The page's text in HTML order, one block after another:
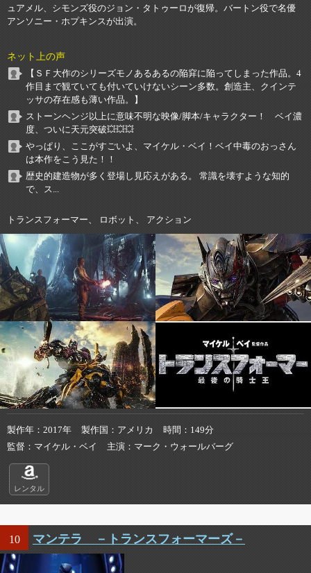
ュアメル、シモンズ役のジョン・タトゥーロが復帰。バートン役で名優
アンソニー・ホプキンスが出演。
ネット上の声
【ＳＦ大作のシリーズモノあるあるの陥穽に陥ってしまった作品。4
作目まで観ていても付いていけないシーン多数。創造主、クインテ
ッサの存在感も薄い作品。】
ストーンヘンジ以上に意味不明な映像/脚本/キャラクター！ ベイ濃
度、ついに天元突破💥💥💥
やっぱり、ここがすごいよ、マイケル・ベイ！ベイ中毒のおっさん
は本作をこう見た！！
歴史的建造物が多く登場し見応えがある。 常識を壊すような知的
で、ス...
トランスフォーマー、 ロボット、 アクション
製作年 2017年 製作国 アメリカ 時間
149分
監督
マイケル・ベイ 主演 マーク・ウォールバーグ
レンタル
10 マンテラ －トランスフォーマーズ－